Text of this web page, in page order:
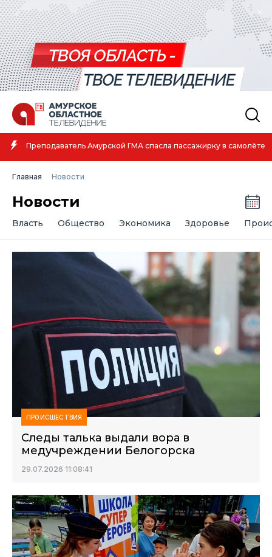
Амурская спортсменка выиграла первенство России по лёгкой
атлетике
Главная Новости
Новости
Власть Общество Экономика Здоровье
ПРОИСШЕСТВИЯ
Следы талька выдали вора в
медучреждении Белогорска
29.07.2026 11:08:41